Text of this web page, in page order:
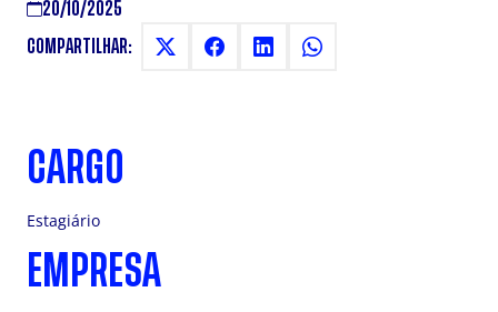
20/10/2025
COMPARTILHAR:
CARGO
Estagiário
EMPRESA